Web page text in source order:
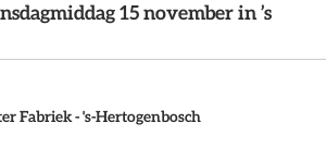
15 november in ’s
Fabriek - 's-Hertogenbosch